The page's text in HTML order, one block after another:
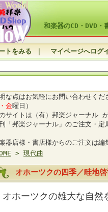
和楽器のCD・DVD
トをみる｜ マイページへログ
な点はお気軽にお問い合わせくだ
金曜日）
サイトは（有）邦楽ジャーナル
「邦楽ジャーナル」のご注文・定
器店様・書店様からのご注文は編
> 現代曲
オホーツクの四季／畦地
オホーツクの雄大な自然